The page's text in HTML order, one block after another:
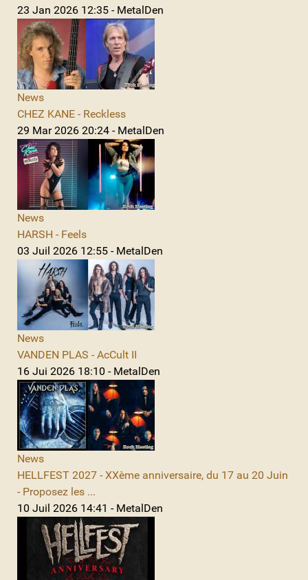
23 Jan 2026 12:35 - MetalDen
News
CHEZ KANE - Reckless
29 Mar 2026 20:24 - MetalDen
News
HARSH - Feels
03 Juil 2026 12:55 - MetalDen
News
VANDEN PLAS - AcCult II
16 Jui 2026 18:10 - MetalDen
News
HELLFEST 2027 - XXème anniversaire, du 17 au 20 Juin
- Proposez les ...
10 Juil 2026 14:41 - MetalDen